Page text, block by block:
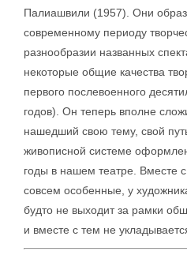
Палиашвили (1957). Они
современному периоду
разнообразии названных
некоторые общие качества
первого послевоенного
годов). Он теперь вполне
нашедший свою тему, свой
живописной системе
годы в нашем театре. Вместе
совсем особенные, у
будто не выходит за рамки
и вместе с тем не